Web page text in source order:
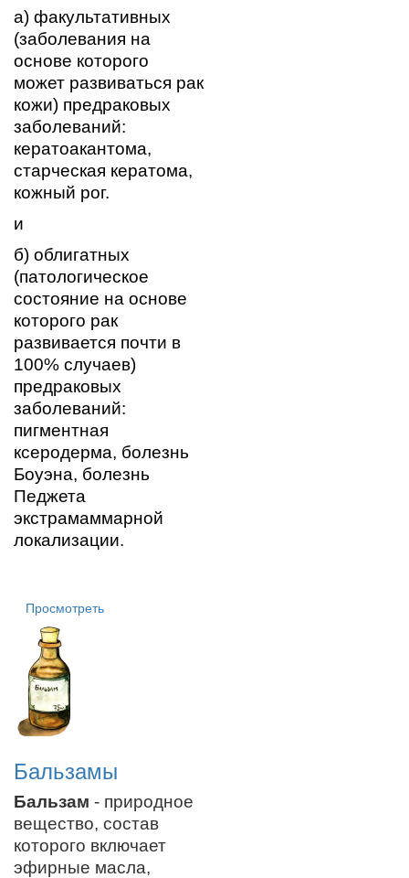
а) факультативных
(заболевания на
основе которого
может развиваться рак
кожи) предраковых
заболеваний:
кератоакантома,
старческая кератома,
кожный рог.
и
б) облигатных
(патологическое
состояние на основе
которого рак
развивается почти в
100% случаев)
предраковых
заболеваний:
пигментная
ксеродерма, болезнь
Боуэна, болезнь
Педжета
экстрамаммарной
локализации.
Просмотреть
Бальзамы
Бальзам - природное
вещество, состав
которого включает
эфирные масла,